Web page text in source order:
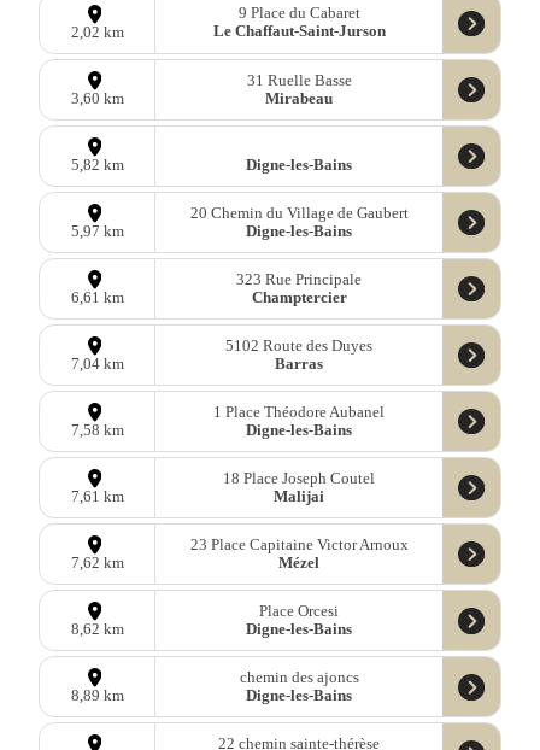
2,02 km
9 Place du Cabaret
Le Chaffaut-Saint-Jurson
3,60 km
31 Ruelle Basse
Mirabeau
5,82 km Digne-les-Bains
5,97 km
20 Chemin du Village de Gaubert
Digne-les-Bains
6,61 km
323 Rue Principale
Champtercier
7,04 km
5102 Route des Duyes
Barras
7,58 km
1 Place Théodore Aubanel
Digne-les-Bains
7,61 km
18 Place Joseph Coutel
Malijai
7,62 km
23 Place Capitaine Victor Arnoux
Mézel
8,62 km
Place Orcesi
Digne-les-Bains
8,89 km
chemin des ajoncs
Digne-les-Bains
22 chemin sainte-thérèse